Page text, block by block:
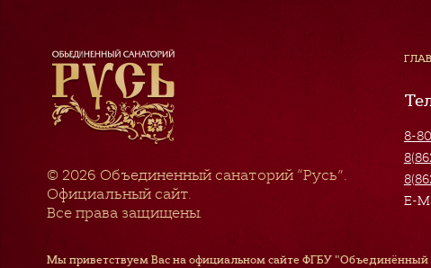
© 2026 Объединенный санаторий “Русь”.
Официальный сайт.
Все права защищены.
8-
E-
Мы приветствуем Вас на официальном сайте ФГБУ